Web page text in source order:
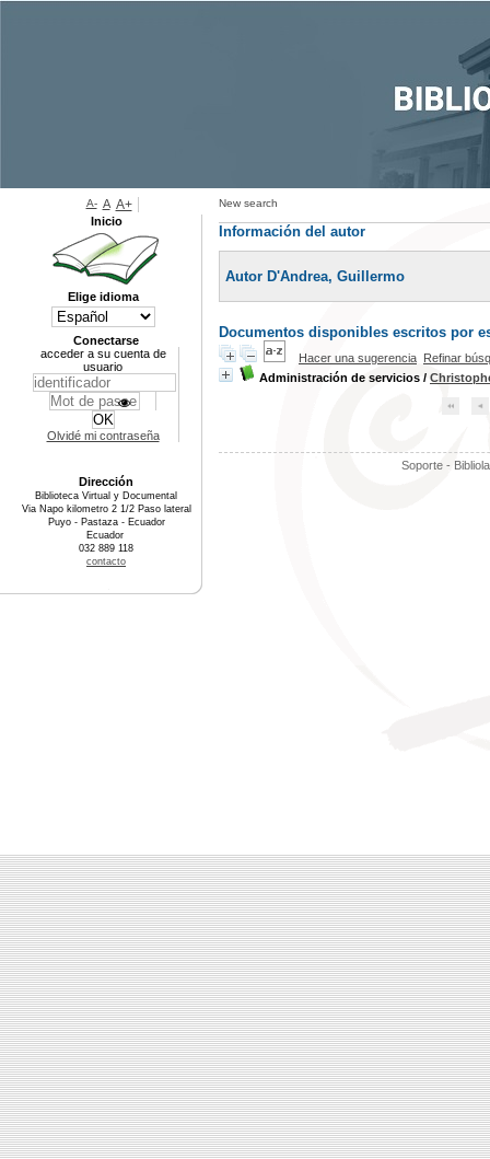
New search
Información del autor
Autor D'Andrea, Guillermo
Documentos disponibles escritos por
Hacer una sugerencia Refinar
Administración de servicios /
Soporte -
A- A A+
Inicio
Elige idioma
Conectarse
acceder a su cuenta de
usuario
Olvidé mi contraseña
Dirección
Biblioteca Virtual y Documental
Via Napo kilometro 2 1/2 Paso lateral
Puyo - Pastaza - Ecuador
Ecuador
032 889 118
contacto